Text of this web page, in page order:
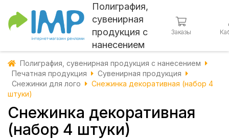
Полиграфия,
сувенирная
продукция с
нанесением
Заказы
Полиграфия, сувенирная продукция с нанесением
Печатная продукция
Сувенирная продукция
Снежинки для лого
Снежинка декоративная (набор 4
штуки)
Снежинка декоративная
(набор 4 штуки)